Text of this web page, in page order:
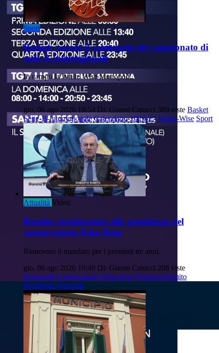
Sport
Basket: varato il calendario del campionato di
serie B Interregionale
In campo la White Wise Monopoli.
gio, 06 ago 2026 19:54 Di: Gianni Catucci 389 viste Basket
Serie-B-Interregionale Calendario-2026-27 White-Wise Sport
Attualità Video
Romito riconfermato alla presidenza del
conservatorio Nino Rota
Rinnovato il mandato per i prossimi tre anni.
gio, 06 ago 2026 19:49 Di: Gianni Catucci 208 viste
Monopoli Conservatorio-Nino-Rota Roberto-Romito
Presidente Attualità